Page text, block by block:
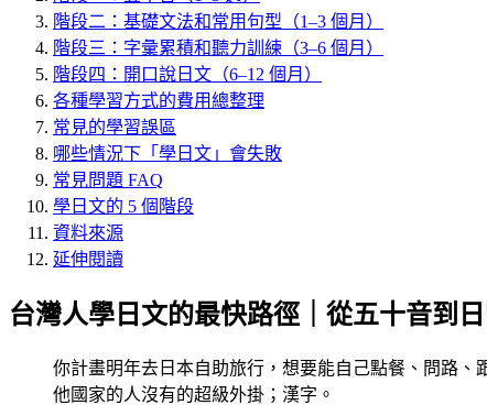
階段二：基礎文法和常用句型（1–3 個月）
階段三：字彙累積和聽力訓練（3–6 個月）
階段四：開口說日文（6–12 個月）
各種學習方式的費用總整理
常見的學習誤區
哪些情況下「學日文」會失敗
常見問題 FAQ
學日文的 5 個階段
資料來源
延伸閱讀
台灣人學日文的最快路徑｜從五十音到
你計畫明年去日本自助旅行，想要能自己點餐、問路
他國家的人沒有的超級外掛；漢字。